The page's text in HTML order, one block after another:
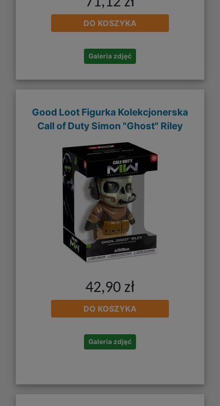
DO KOSZYKA
Galeria zdjęć
Good Loot Figurka Kolekcjonerska
Call of Duty Simon "Ghost" Riley
42,90 zł
DO KOSZYKA
Galeria zdjęć